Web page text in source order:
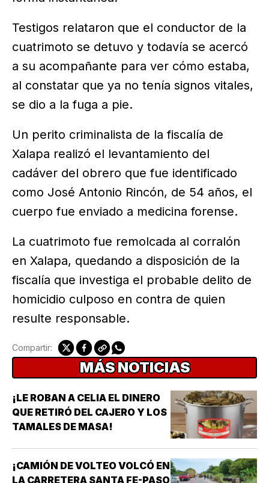
Testigos relataron que el conductor de la
cuatrimoto se detuvo y todavía se acercó
a su acompañante para ver cómo estaba,
al constatar que ya no tenía signos vitales,
se dio a la fuga a pie.
Un perito criminalista de la fiscalía de
Xalapa realizó el levantamiento del
cadáver del obrero que fue identificado
como José Antonio Rincón, de 54 años, el
cuerpo fue enviado a medicina forense.
La cuatrimoto fue remolcada al corralón
en Xalapa, quedando a disposición de la
fiscalía que investiga el probable delito de
homicidio culposo en contra de quien
resulte responsable.
Compartir:
MÁS NOTICIAS
¡LE ROBAN A CELIA EL DINERO
QUE RETIRÓ DEL CAJERO Y LOS
TAMALES DE MASA!
¡CAMIÓN DE VOLTEO VOLCÓ EN
LA CARRETERA SANTA FE-PASO